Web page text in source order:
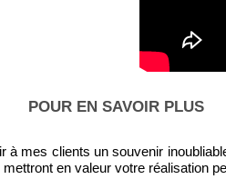
POUR EN SAVOIR PLUS
mes clients un souvenir
en valeur votre réalisation